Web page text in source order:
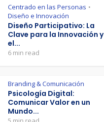
Centrado en las Personas •
Diseño e Innovación
Diseño Participativo: La
Clave para la Innovación y
el...
6 min read
Branding & Comunicación
Psicología Digital:
Comunicar Valor en un
Mundo...